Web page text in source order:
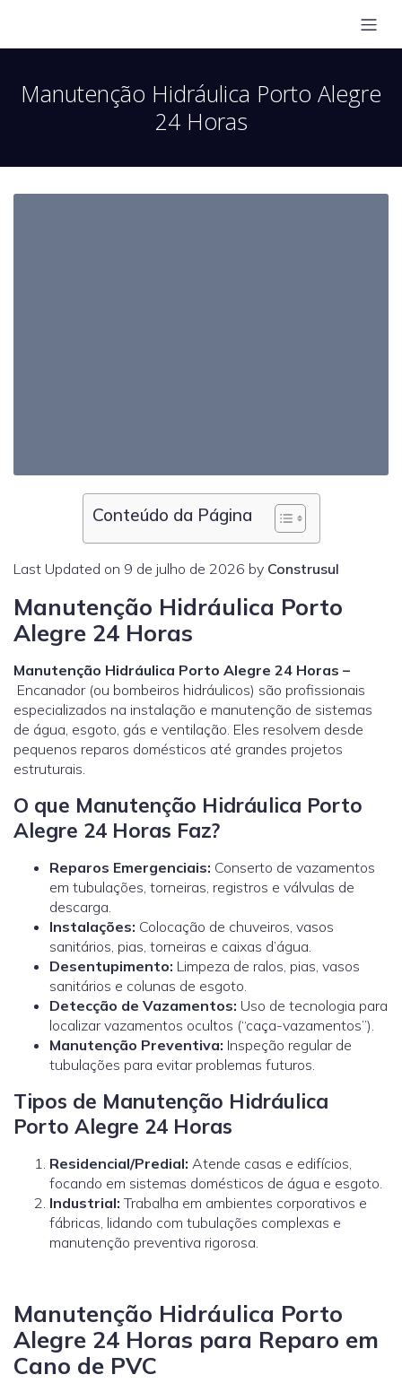
Manutenção Hidráulica Porto Alegre
24 Horas
Conteúdo da Página
Last Updated on 9 de julho de 2026 by Construsul
Manutenção Hidráulica Porto
Alegre 24 Horas
Manutenção Hidráulica Porto Alegre 24 Horas –
Encanador (ou bombeiros hidráulicos) são profissionais
especializados na instalação e manutenção de sistemas
de água, esgoto, gás e ventilação. Eles resolvem desde
pequenos reparos domésticos até grandes projetos
estruturais.
O que Manutenção Hidráulica Porto
Alegre 24 Horas Faz?
Reparos Emergenciais: Conserto de vazamentos
em tubulações, torneiras, registros e válvulas de
descarga.
Instalações: Colocação de chuveiros, vasos
sanitários, pias, torneiras e caixas d’água.
Desentupimento: Limpeza de ralos, pias, vasos
sanitários e colunas de esgoto.
Detecção de Vazamentos: Uso de tecnologia para
localizar vazamentos ocultos (“caça-vazamentos”).
Manutenção Preventiva: Inspeção regular de
tubulações para evitar problemas futuros.
Tipos de Manutenção Hidráulica
Porto Alegre 24 Horas
Residencial/Predial: Atende casas e edifícios,
focando em sistemas domésticos de água e esgoto.
Industrial: Trabalha em ambientes corporativos e
fábricas, lidando com tubulações complexas e
manutenção preventiva rigorosa.
Manutenção Hidráulica Porto
Alegre 24 Horas para Reparo em
Cano de PVC